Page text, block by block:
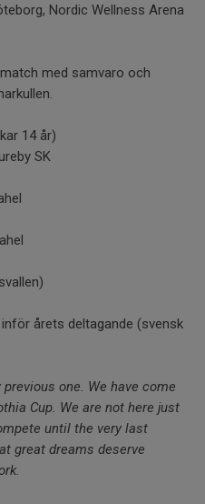
Nordic Wellness Arena
med samvaro och
14 år)
SK
årets deltagande (svensk
one. We have come
Cup. We are not here just
until the very last
great dreams deserve